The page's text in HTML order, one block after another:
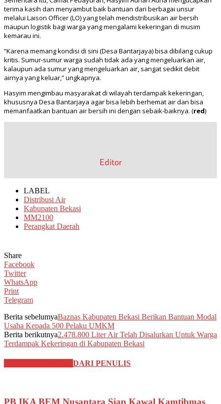
terima kasih dan menyambut baik bantuan dari berbagai unsur
melalui Laison Officer (LO) yang telah mendistribusikan air bersih
maupun logistik bagi warga yang mengalami kekeringan di musim
kemarau ini.
“Karena memang kondisi di sini (Desa Bantarjaya) bisa dibilang cukup
kritis. Sumur-sumur warga sudah tidak ada yang mengeluarkan air,
kalaupun ada sumur yang mengeluarkan air, sangat sedikit debit
airnya yang keluar,” ungkapnya.
Hasyim mengimbau masyarakat di wilayah terdampak kekeringan,
khususnya Desa Bantarjaya agar bisa lebih berhemat air dan bisa
memanfaatkan bantuan air bersih ini dengan sebaik-baiknya. (red)
Editor
LABEL
Distribusi Air
Kabupaten Bekasi
MM2100
Perangkat Daerah
Share
Facebook
Twitter
WhatsApp
Print
Telegram
Berita sebelumyaBaznas Kabupaten Bekasi Berikan Bantuan Modal
Usaha Kepada 500 Pelaku UMKM
Berita berikutnya2.478.800 Liter Air Telah Disalurkan Untuk Warga
Terdampak Kekeringan di Kabupaten Bekasi
DARI PENULIS
PB IKA BEM Nusantara Siap Kawal Kamtibmas